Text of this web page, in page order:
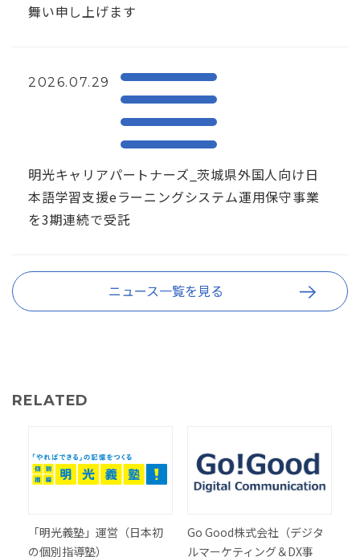
舞い申し上げます
2026.07.29
明光キャリアパートナーズ_茨城県外国人向け日
本語学習支援eラーニングシステム運用保守事業
を3期連続で受託
ニュース一覧を見る
RELATED
「明光義塾」運営（日本初
の個別指導塾）
Go Good株式会社（デジタ
ルマーケティング＆DX事